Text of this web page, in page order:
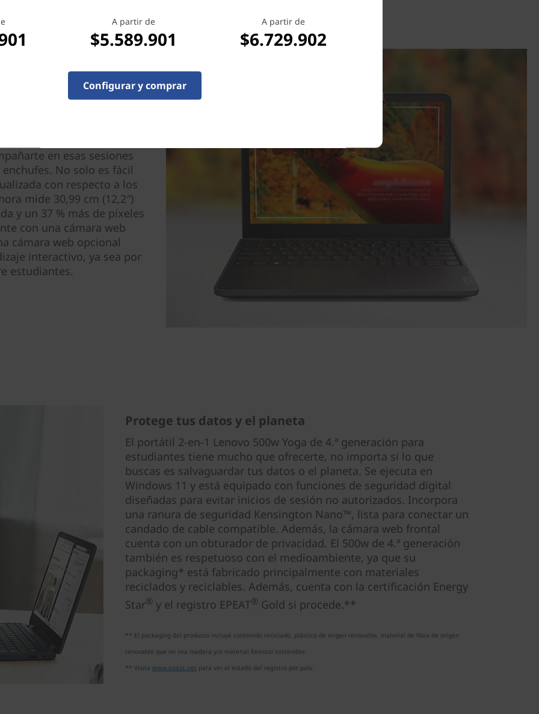
mejorada
generación para
duración, capaz de
en esas sesiones
No solo es fácil
con respecto a los
mide 30,99 cm (12,2″)
y un 37 % más de píxeles
con una cámara web
cámara web opcional
interactivo, ya sea por
estudiantes.
Protege tus datos y el planeta
El portátil 2-en-1 Lenovo 500w Yoga de 4.ª generación para
estudiantes tiene mucho que ofrecerte, no importa si lo que
buscas es salvaguardar tus datos o el planeta. Se ejecuta en
Windows 11 y está equipado con funciones de seguridad digital
diseñadas para evitar inicios de sesión no autorizados. Incorpora
una ranura de seguridad Kensington Nano™, lista para conectar un
candado de cable compatible. Además, la cámara web frontal
cuenta con un obturador de privacidad. El 500w de 4.ª generación
también es respetuoso con el medioambiente, ya que su
packaging* está fabricado principalmente con materiales
reciclados y reciclables. Además, cuenta con la certificación Energy
Star® y el registro EPEAT® Gold si procede.**
** El packaging del producto incluye contenido reciclado, plástico de origen renovable, material de fibra de origen
renovable que no sea madera y/o material forestal sostenible.
** Visita www.epeat.net para ver el estado del registro por país.
A partir de
$5.589.901
A partir de
$6.729.902
Configurar y comprar